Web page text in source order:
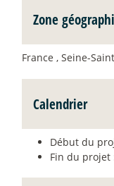
Zone
France , Seine-
Calendrier
Début du
Fin du projet